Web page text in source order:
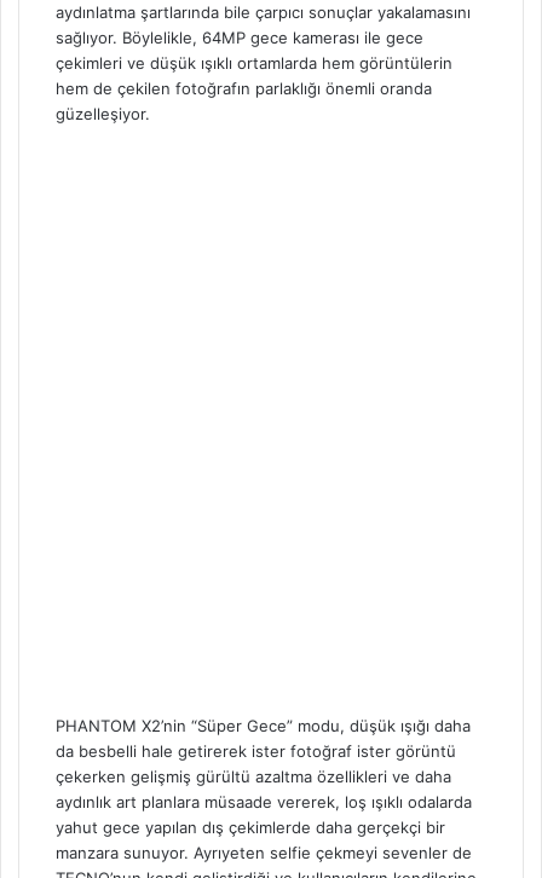
aydınlatma şartlarında bile çarpıcı sonuçlar yakalamasını
sağlıyor. Böylelikle, 64MP gece kamerası ile gece
çekimleri ve düşük ışıklı ortamlarda hem görüntülerin
hem de çekilen fotoğrafın parlaklığı önemli oranda
güzelleşiyor.
PHANTOM X2’nin “Süper Gece” modu, düşük ışığı daha
da besbelli hale getirerek ister fotoğraf ister görüntü
çekerken gelişmiş gürültü azaltma özellikleri ve daha
aydınlık art planlara müsaade vererek, loş ışıklı odalarda
yahut gece yapılan dış çekimlerde daha gerçekçi bir
manzara sunuyor. Ayrıyeten selfie çekmeyi sevenler de